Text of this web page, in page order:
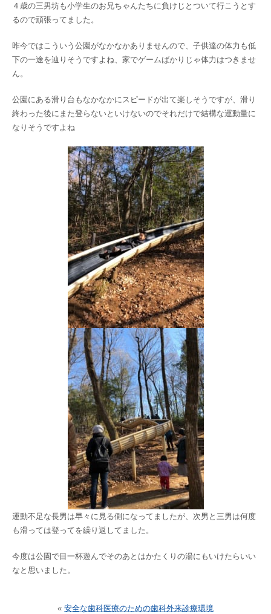
４歳の三男坊も小学生のお兄ちゃんたちに負けじとついて行こうとす
るので頑張ってました。
昨今ではこういう公園がなかなかありませんので、子供達の体力も低
下の一途を辿りそうですよね、家でゲームばかりじゃ体力はつきませ
ん。
公園にある滑り台もなかなかにスピードが出て楽しそうですが、滑り
終わった後にまた登らないといけないのでそれだけで結構な運動量に
なりそうですよね
運動不足な長男は早々に見る側になってましたが、次男と三男は何度
も滑っては登ってを繰り返してました。
今度は公園で目一杯遊んでそのあとはかたくりの湯にもいけたらいい
なと思いました。
« 安全な歯科医療のための歯科外来診療環境